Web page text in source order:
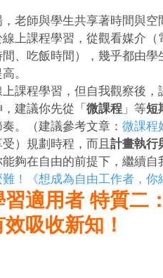
老師與學生共享著時間與
上課程學習，從觀看媒介
、吃飯時間），幾乎都由學
。
課程學習，但自我觀察後
建議你先從「 微課程」等短
奏。（建議參考文章： 微課程
）規劃時程，而且計畫執行
夠在自由的前提下，繼續自
！《想成為自由工作者，你
適用者 特質二
吸收新知！